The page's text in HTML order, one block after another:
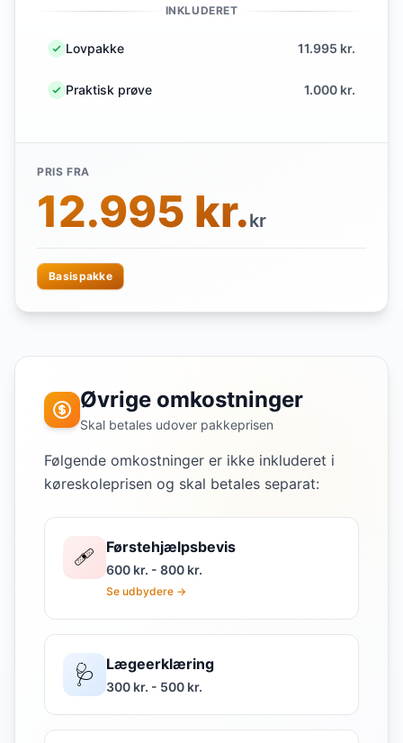
INKLUDERET
Lovpakke 11.995 kr.
Praktisk prøve 1.000 kr.
PRIS FRA
12.995 kr.kr
Basispakke
Øvrige omkostninger
Skal betales udover pakkeprisen
Følgende omkostninger er ikke inkluderet i
køreskoleprisen og skal betales separat:
🩹 Førstehjælpsbevis
600 kr. - 800 kr.
Se udbydere →
🩺 Lægeerklæring
300 kr. - 500 kr.